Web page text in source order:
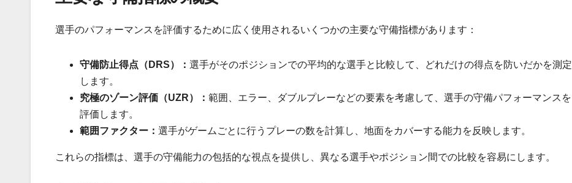
選手のパフォーマンスを評価するために広く使用されるいくつかの主要な守備指標があります：
守備防止得点（DRS）： 選手がそのポジションでの平均的な選手と比較して、どれだけの得点を防いだかを測定
します。
究極のゾーン評価（UZR）： 範囲、エラー、ダブルプレーなどの要素を考慮して、選手の守備パフォーマンスを
評価します。
範囲ファクター： 選手がゲームごとに行うプレーの数を計算し、地面をカバーする能力を反映します。
これらの指標は、選手の守備能力の包括的な視点を提供し、異なる選手やポジション間での比較を容易にします。